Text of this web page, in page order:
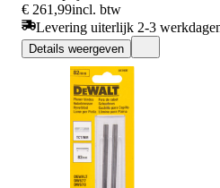
€ 261,99incl. btw
Levering uiterlijk 2-3
Details weergeven